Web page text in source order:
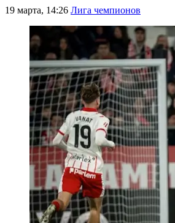
19 марта, 14:26 Лига чемпионов